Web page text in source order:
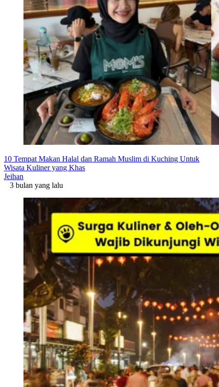
10 Tempat Makan Halal dan Ramah Muslim di Kuching Untuk
Wisata Kuliner yang Khas
Jeihan
3 bulan yang lalu